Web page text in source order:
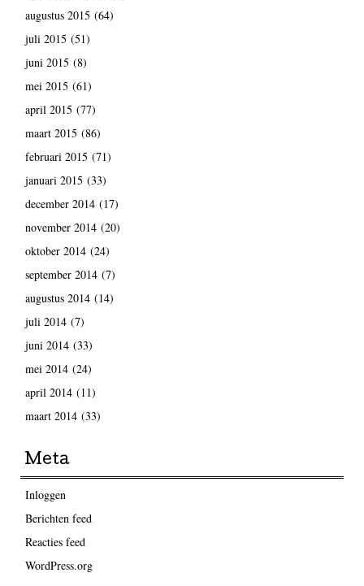
augustus 2015 (64)
juli 2015 (51)
juni 2015 (8)
mei 2015 (61)
april 2015 (77)
maart 2015 (86)
februari 2015 (71)
januari 2015 (33)
december 2014(17)
november 2014(20)
oktober 2014(24)
september 2014(7)
augustus 2014(14)
juli 2014(7)
juni 2014(33)
mei 2014(24)
april 2014(11)
maart 2014(33)
Meta
Inloggen
Berichten feed
Reacties feed
WordPress.org